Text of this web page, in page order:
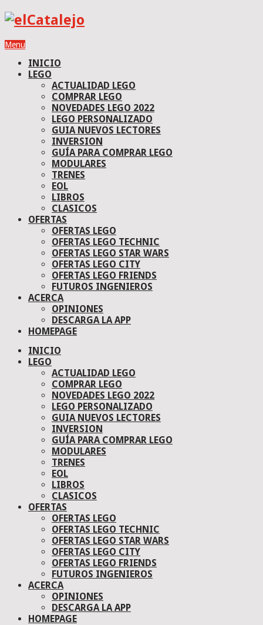
Menu
INICIO
LEGO
ACTUALIDAD LEGO
COMPRAR LEGO
NOVEDADES LEGO 2022
LEGO PERSONALIZADO
GUIA NUEVOS LECTORES
INVERSION
GUÍA PARA COMPRAR LEGO
MODULARES
TRENES
EOL
LIBROS
CLASICOS
OFERTAS
OFERTAS LEGO
OFERTAS LEGO TECHNIC
OFERTAS LEGO STAR WARS
OFERTAS LEGO CITY
OFERTAS LEGO FRIENDS
FUTUROS INGENIEROS
ACERCA
OPINIONES
DESCARGA LA APP
HOMEPAGE
INICIO
LEGO
ACTUALIDAD LEGO
COMPRAR LEGO
NOVEDADES LEGO 2022
LEGO PERSONALIZADO
GUIA NUEVOS LECTORES
INVERSION
GUÍA PARA COMPRAR LEGO
MODULARES
TRENES
EOL
LIBROS
CLASICOS
OFERTAS
OFERTAS LEGO
OFERTAS LEGO TECHNIC
OFERTAS LEGO STAR WARS
OFERTAS LEGO CITY
OFERTAS LEGO FRIENDS
FUTUROS INGENIEROS
ACERCA
OPINIONES
DESCARGA LA APP
HOMEPAGE